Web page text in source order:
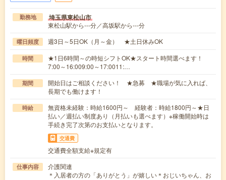
勤務地 埼玉県東松山市
東松山駅から---分／高坂駅から---分
曜日頻度 週3日～5日OK（月～金） ★土日休みOK
時間
★1日6時間～の時短シフトOK★スタート時間選べます！
7:00～16:009:00～17:0011:…
期間
開始日はご相談ください！ ★急募 ★職場が気に入れば、
長期でも働けます！
時給
無資格未経験：時給1600円～ 経験者：時給1800円～★日
払い／週払い制度あり（月払いも選べます）※稼働開始時は
手続き完了次第のお支払いとなります。
交通費
交通費全額支給※規定有
仕事内容
介護関連
＊入居者の方の「ありがとう」が嬉しい＊おじいちゃん、お